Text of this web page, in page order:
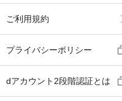
ご利用規約
プライバシーポリシー
dアカウント2段階認証とは